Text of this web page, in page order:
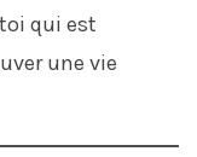
qui est
une vie